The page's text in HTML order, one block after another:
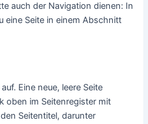
auch der Navigation dienen: In
eine Seite in einem Abschnitt
Eine neue, leere Seite
oben im Seitenregister mit
Seitentitel, darunter